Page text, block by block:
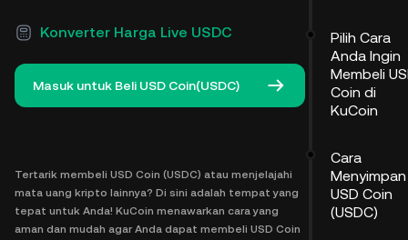
Konverter Harga Live USDC
Masuk untuk Beli USD Coin(USDC)
Tertarik membeli USD Coin (USDC) atau menjelajahi
mata uang kripto lainnya? Di sini adalah tempat yang
tepat untuk Anda! KuCoin menawarkan cara yang
aman dan mudah agar Anda dapat membeli USD Coin
Pilih Cara
Anda Ingin
Membeli
Coin di
KuCoin
Cara
Menyimpan
USD Coin
(USDC)